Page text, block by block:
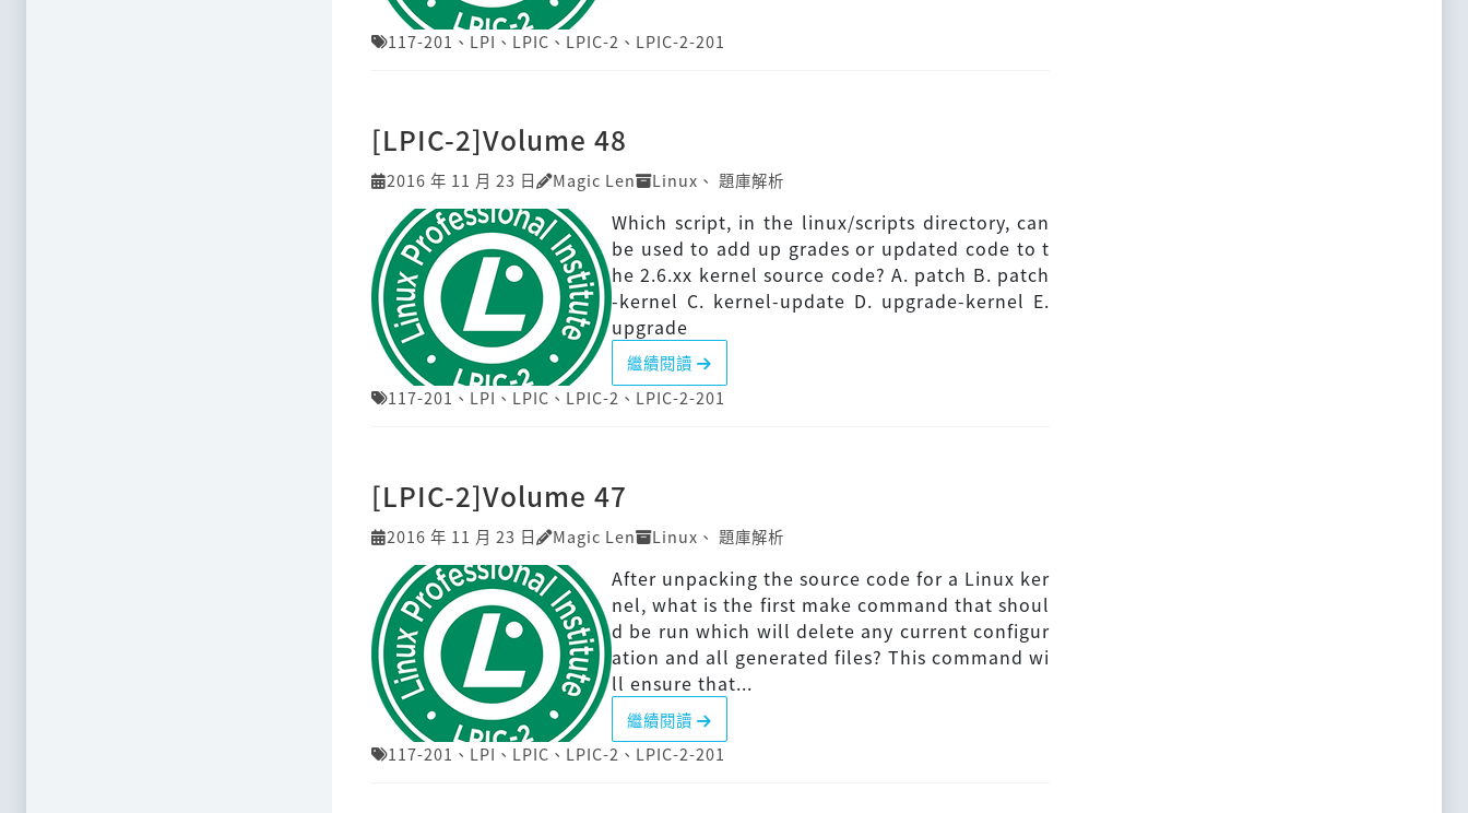
117-201 、 LPI 、 LPIC 、 LPIC-2 、 LPIC-2-201
[LPIC-2]Volume 48
2016 年 11 月 23 日 Magic Len Linux 、 題庫解析
Which script, in the linux/scripts directory, can
be used to add up grades or updated code to t
he 2.6.xx kernel source code? A. patch B. patch
-kernel C. kernel-update D. upgrade-kernel E.
upgrade
繼續閱讀
117-201 、 LPI 、 LPIC 、 LPIC-2 、 LPIC-2-201
[LPIC-2]Volume 47
2016 年 11 月 23 日 Magic Len Linux 、 題庫解析
After unpacking the source code for a Linux ker
nel, what is the first make command that shoul
d be run which will delete any current configur
ation and all generated files? This command wi
ll ensure that...
繼續閱讀
117-201 、 LPI 、 LPIC 、 LPIC-2 、 LPIC-2-201